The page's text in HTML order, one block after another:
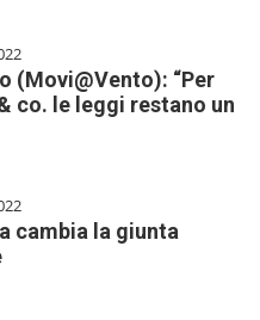
(Movi@Vento): “Per
co. le leggi restano un
cambia la giunta